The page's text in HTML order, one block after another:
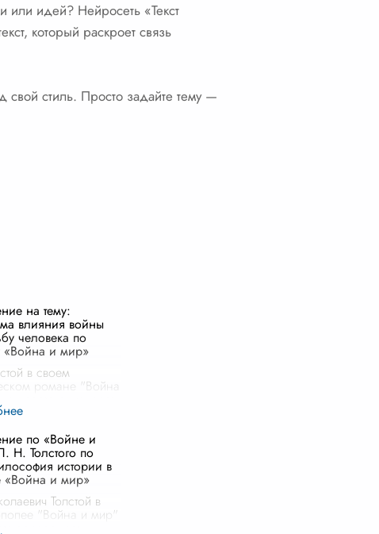
или идей? Нейросеть «Текст
который раскроет связь
свой стиль. Просто задайте тему —
на тему:
влияния войны
человека по
«Война и мир»
в своем
романе "Война
события, но и
на судьбы
людей. Война
...
по «Войне и
Н. Толстого по
истории в
«Война и мир»
Толстой в
"Война и мир"